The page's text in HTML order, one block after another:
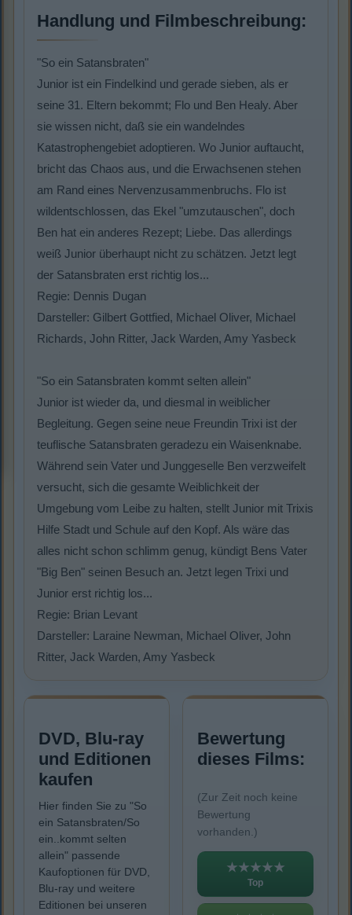
Handlung und Filmbeschreibung:
"So ein Satansbraten"
Junior ist ein Findelkind und gerade sieben, als er
seine 31. Eltern bekommt; Flo und Ben Healy. Aber
sie wissen nicht, daß sie ein wandelndes
Katastrophengebiet adoptieren. Wo Junior auftaucht,
bricht das Chaos aus, und die Erwachsenen stehen
am Rand eines Nervenzusammenbruchs. Flo ist
wildentschlossen, das Ekel "umzutauschen", doch
Ben hat ein anderes Rezept; Liebe. Das allerdings
weiß Junior überhaupt nicht zu schätzen. Jetzt legt
der Satansbraten erst richtig los...
Regie: Dennis Dugan
Darsteller: Gilbert Gottfied, Michael Oliver, Michael
Richards, John Ritter, Jack Warden, Amy Yasbeck
"So ein Satansbraten kommt selten allein"
Junior ist wieder da, und diesmal in weiblicher
Begleitung. Gegen seine neue Freundin Trixi ist der
teuflische Satansbraten geradezu ein Waisenknabe.
Während sein Vater und Junggeselle Ben verzweifelt
versucht, sich die gesamte Weiblichkeit der
Umgebung vom Leibe zu halten, stellt Junior mit Trixis
Hilfe Stadt und Schule auf den Kopf. Als wäre das
alles nicht schon schlimm genug, kündigt Bens Vater
"Big Ben" seinen Besuch an. Jetzt legen Trixi und
Junior erst richtig los...
Regie: Brian Levant
Darsteller: Laraine Newman, Michael Oliver, John
Ritter, Jack Warden, Amy Yasbeck
DVD, Blu-ray
und Editionen
kaufen
Hier finden Sie zu "So
ein Satansbraten/So
ein..kommt selten
allein" passende
Kaufoptionen für DVD,
Blu-ray und weitere
Editionen bei unseren
Bewertung
dieses Films:
(Zur Zeit noch keine
Bewertung
vorhanden.)
★★★★★
Top